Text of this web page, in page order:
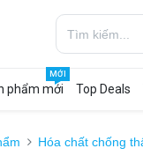
phẩm mới
MỚI
Top Deals
Hóa chất chống